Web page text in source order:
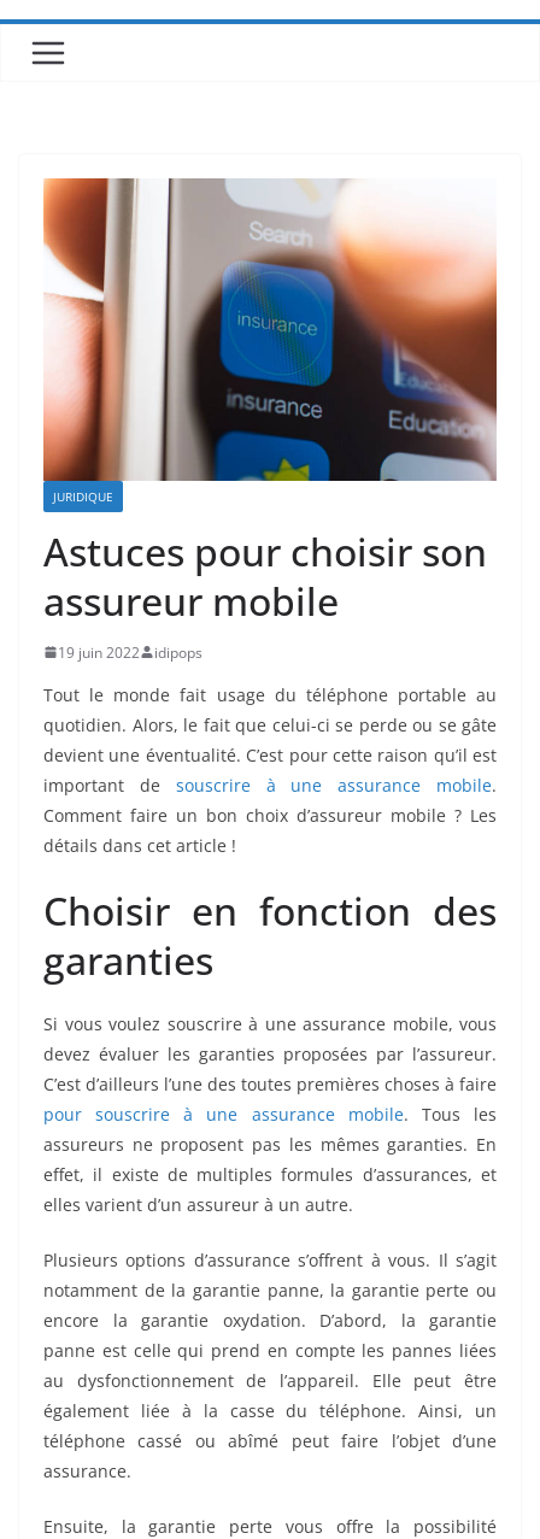
JURIDIQUE
Astuces pour choisir son
assureur mobile
19 juin 2022 idipops
Tout le monde fait usage du téléphone portable au
quotidien. Alors, le fait que celui-ci se perde ou se gâte
devient une éventualité. C’est pour cette raison qu’il est
important de souscrire à une assurance mobile.
Comment faire un bon choix d’assureur mobile ? Les
détails dans cet article !
Choisir en fonction des
garanties
Si vous voulez souscrire à une assurance mobile, vous
devez évaluer les garanties proposées par l’assureur.
C’est d’ailleurs l’une des toutes premières choses à faire
pour souscrire à une assurance mobile. Tous les
assureurs ne proposent pas les mêmes garanties. En
effet, il existe de multiples formules d’assurances, et
elles varient d’un assureur à un autre.
Plusieurs options d’assurance s’offrent à vous. Il s’agit
notamment de la garantie panne, la garantie perte ou
encore la garantie oxydation. D’abord, la garantie
panne est celle qui prend en compte les pannes liées
au dysfonctionnement de l’appareil. Elle peut être
également liée à la casse du téléphone. Ainsi, un
téléphone cassé ou abîmé peut faire l’objet d’une
assurance.
Ensuite, la garantie perte vous offre la possibilité